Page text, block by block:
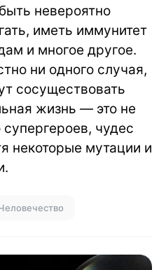
невероятно
иметь иммунитет
и многое другое.
ни одного случая,
сосуществовать
жизнь — это не
чудес
некоторые мутации и